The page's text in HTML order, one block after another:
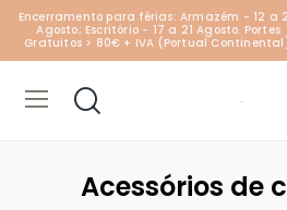
Encerramento para férias: Armazém - 12 a
Agosto; Escritório - 17 a 21 Agosto. Portes
Gratuitos > 80€ + IVA (Portual
Acessórios de